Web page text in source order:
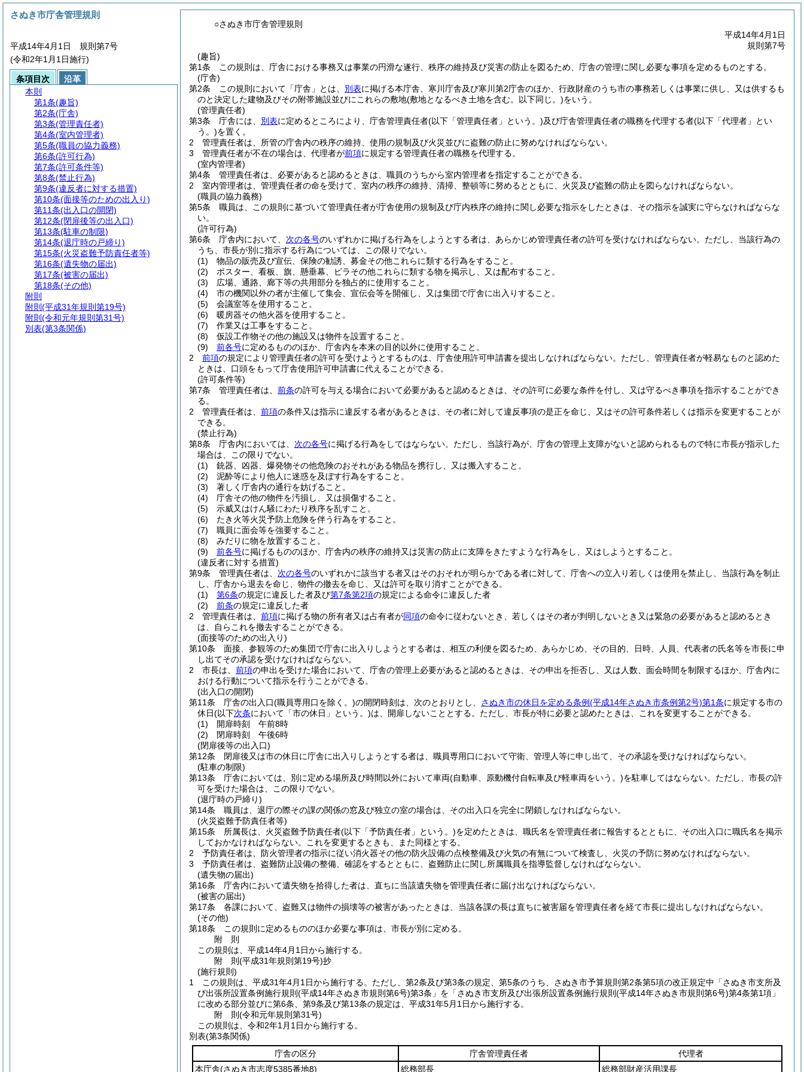
○さぬき市庁舎管理規則
平成14年4月1日
規則第7号
(趣旨)
第1条
この規則は、庁舎における事務又は事業の円滑な遂行、秩序の維持及び災害の防止を図るため、庁舎の管理に関し必要な事項を定めるものとする。
(庁舎)
第2条
この規則において「庁舎」とは、 別表に掲げる本庁舎、寒川庁舎及び寒川第2庁舎のほか、行政財産のうち市の事務若しくは事業に供し、又は供するも
のと決定した建物及びその附帯施設並びにこれらの敷地(敷地となるべき土地を含む。以下同じ。)をいう。
(管理責任者)
第3条
庁舎には、 別表に定めるところにより、庁舎管理責任者(以下「管理責任者」という。)及び庁舎管理責任者の職務を代理する者(以下「代理者」とい
う。)を置く。
2
管理責任者は、所管の庁舎内の秩序の維持、使用の規制及び火災並びに盗難の防止に努めなければならない。
3
管理責任者が不在の場合は、代理者が前項に規定する管理責任者の職務を代理する。
(室内管理者)
第4条
管理責任者は、必要があると認めるときは、職員のうちから室内管理者を指定することができる。
2
室内管理者は、管理責任者の命を受けて、室内の秩序の維持、清掃、整頓等に努めるとともに、火災及び盗難の防止を図らなければならない。
(職員の協力義務)
第5条
職員は、この規則に基づいて管理責任者が庁舎使用の規制及び庁内秩序の維持に関し必要な指示をしたときは、その指示を誠実に守らなければならな
い。
(許可行為)
第6条
庁舎内において、 次の各号のいずれかに掲げる行為をしようとする者は、あらかじめ管理責任者の許可を受けなければならない。 ただし、当該行為の
うち、市長が別に指示する行為については、この限りでない。
(1)
物品の販売及び宣伝、保険の勧誘、募金その他これらに類する行為をすること。
(2)
ポスター、看板、旗、懸垂幕、ビラその他これらに類する物を掲示し、又は配布すること。
(3)
広場、通路、廊下等の共用部分を独占的に使用すること。
(4)
市の機関以外の者が主催して集会、宣伝会等を開催し、又は集団で庁舎に出入りすること。
(5)
会議室等を使用すること。
(6)
暖房器その他火器を使用すること。
(7)
作業又は工事をすること。
(8)
仮設工作物その他の施設又は物件を設置すること。
(9)
前各号に定めるもののほか、庁舎内を本来の目的以外に使用すること。
2
前項の規定により管理責任者の許可を受けようとするものは、庁舎使用許可申請書を提出しなければならない。 ただし、管理責任者が軽易なものと認めた
ときは、口頭をもって庁舎使用許可申請書に代えることができる。
(許可条件等)
第7条
管理責任者は、 前条の許可を与える場合において必要があると認めるときは、その許可に必要な条件を付し、又は守るべき事項を指示することができ
る。
2
管理責任者は、 前項の条件又は指示に違反する者があるときは、その者に対して違反事項の是正を命じ、又はその許可条件若しくは指示を変更することが
できる。
(禁止行為)
第8条
庁舎内においては、 次の各号に掲げる行為をしてはならない。 ただし、当該行為が、庁舎の管理上支障がないと認められるもので特に市長が指示した
場合は、この限りでない。
(1)
銃器、凶器、爆発物その他危険のおそれがある物品を携行し、又は搬入すること。
(2)
泥酔等により他人に迷惑を及ぼす行為をすること。
(3)
著しく庁舎内の通行を妨げること。
(4)
庁舎その他の物件を汚損し、又は損傷すること。
(5)
示威又はけん騒にわたり秩序を乱すこと。
(6)
たき火等火災予防上危険を伴う行為をすること。
(7)
職員に面会等を強要すること。
(8)
みだりに物を放置すること。
(9)
前各号に掲げるもののほか、庁舎内の秩序の維持又は災害の防止に支障をきたすような行為をし、又はしようとすること。
(違反者に対する措置)
第9条
管理責任者は、 次の各号のいずれかに該当する者又はそのおそれが明らかである者に対して、庁舎への立入り若しくは使用を禁止し、当該行為を制止
し、庁舎から退去を命じ、物件の撤去を命じ、又は許可を取り消すことができる。
(1)
第6条の規定に違反した者及び第7条第2項の規定による命令に違反した者
(2)
前条の規定に違反した者
2
管理責任者は、 前項に掲げる物の所有者又は占有者が同項の命令に従わないとき、若しくはその者が判明しないとき又は緊急の必要があると認めるとき
は、自らこれを撤去することができる。
(面接等のための出入り)
第10条
面接、参観等のため集団で庁舎に出入りしようとする者は、相互の利便を図るため、あらかじめ、その目的、日時、人員、代表者の氏名等を市長に申
し出てその承認を受けなければならない。
2
市長は、 前項の申出を受けた場合において、庁舎の管理上必要があると認めるときは、その申出を拒否し、又は人数、面会時間を制限するほか、庁舎内に
おける行動について指示を行うことができる。
(出入口の開閉)
第11条
庁舎の出入口(職員専用口を除く。)の開閉時刻は、次のとおりとし、 さぬき市の休日を定める条例(平成14年さぬき市条例第2号)第1条に規定する市の
休日(以下次条において「市の休日」という。)は、開扉しないこととする。 ただし、市長が特に必要と認めたときは、これを変更することができる。
(1)
開扉時刻 午前8時
(2)
閉扉時刻 午後6時
(閉扉後等の出入口)
第12条
閉扉後又は市の休日に庁舎に出入りしようとする者は、職員専用口において守衛、管理人等に申し出て、その承認を受けなければならない。
(駐車の制限)
第13条
庁舎においては、別に定める場所及び時間以外において車両(自動車、原動機付自転車及び軽車両をいう。)を駐車してはならない。 ただし、市長の許
可を受けた場合は、この限りでない。
(退庁時の戸締り)
第14条
職員は、退庁の際その課の関係の窓及び独立の室の場合は、その出入口を完全に閉鎖しなければならない。
(火災盗難予防責任者等)
第15条
所属長は、火災盗難予防責任者(以下「予防責任者」という。)を定めたときは、職氏名を管理責任者に報告するとともに、その出入口に職氏名を掲示
しておかなければならない。
これを変更するときも、また同様とする。
2
予防責任者は、防火管理者の指示に従い消火器その他の防火設備の点検整備及び火気の有無について検査し、火災の予防に努めなければならない。
3
予防責任者は、盗難防止設備の整備、確認をするとともに、盗難防止に関し所属職員を指導監督しなければならない。
(遺失物の届出)
第16条
庁舎内において遺失物を拾得した者は、直ちに当該遺失物を管理責任者に届け出なければならない。
(被害の届出)
第17条
各課において、盗難又は物件の損壊等の被害があったときは、当該各課の長は直ちに被害届を管理責任者を経て市長に提出しなければならない。
(その他)
第18条
この規則に定めるもののほか必要な事項は、市長が別に定める。
附 則
この規則は、平成14年4月1日から施行する。
附 則(平成31年規則第19号)抄
(施行規則)
1
この規則は、平成31年4月1日から施行する。 ただし、第2条及び第3条の規定、第5条のうち、さぬき市予算規則第2条第5項の改正規定中「さぬき市支所及
び出張所設置条例施行規則 (平成14年さぬき市規則第6号)第3条」を「さぬき市支所及び出張所設置条例施行規則 (平成14年さぬき市規則第6号)第4条第1項」
に改める部分並びに第6条、第9条及び第13条の規定は、平成31年5月1日から施行する。
附 則(令和元年規則第31号)
この規則は、令和2年1月1日から施行する。
別表(第3条関係)
庁舎の区分
庁舎管理責任者
代理者
本庁舎(さぬき市志度5385番地8) 総務部長 総務部財産活用課長
さぬき市庁舎管理規則
平成14年4月1日 規則第7号
(令和2年1月1日施行)
条項目次
沿革
本則
第1条(趣旨)
第2条(庁舎)
第3条(管理責任者)
第4条(室内管理者)
第5条(職員の協力義務)
第6条(許可行為)
第7条(許可条件等)
第8条(禁止行為)
第9条(違反者に対する措置)
第10条(面接等のための出入り)
第11条(出入口の開閉)
第12条(閉扉後等の出入口)
第13条(駐車の制限)
第14条(退庁時の戸締り)
第15条(火災盗難予防責任者等)
第16条(遺失物の届出)
第17条(被害の届出)
第18条(その他)
附則
附則 (平成31年規則第19号)
附則 (令和元年規則第31号)
別表(第3条関係)